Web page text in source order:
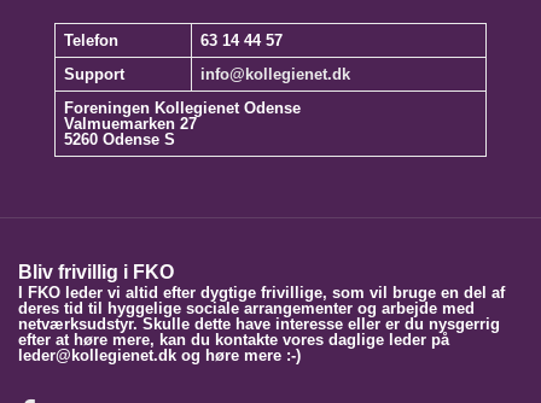
Telefon
63 14 44 57
Support
info@kollegienet.dk
Foreningen Kollegienet Odense
Valmuemarken 27
5260 Odense S
Bliv frivillig i FKO
I FKO leder vi altid efter dygtige frivillige, som vil bruge en del af
deres tid til hyggelige sociale arrangementer og arbejde med
netværksudstyr. Skulle dette have interesse eller er du nysgerrig
efter at høre mere, kan du kontakte vores daglige leder på
leder@kollegienet.dk og høre mere :-)